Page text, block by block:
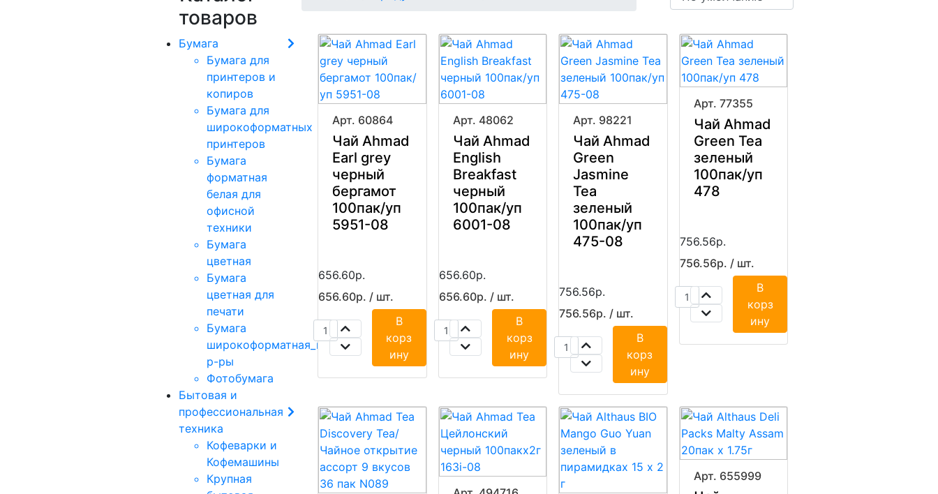
товаров
Бумага
Бумага для
принтеров и
копиров
Бумага для
широкоформатных
принтеров
Бумага
форматная
белая для
офисной
техники
Бумага
цветная
Бумага
цветная для
печати
Бумага
широкоформатная_нестандарт.
р-ры
Фотобумага
Бытовая и
профессиональная
техника
Кофеварки и
Кофемашины
Крупная
Арт. 60864
Чай Ahmad
Earl grey
черный
бергамот
100пак/уп
5951-08
656.60р.
656.60р. / шт.
В
корз
ину
Арт. 48062
Чай Ahmad
English
Breakfast
черный
100пак/уп
6001-08
656.60р.
656.60р. / шт.
В
корз
ину
Арт. 98221
Чай Ahmad
Green
Jasmine
Tea
зеленый
100пак/уп
475-08
756.56р.
756.56р. / шт.
В
корз
ину
Арт. 77355
Чай Ahmad
Green Tea
зеленый
100пак/уп
478
756.56р.
756.56р. / шт.
В
корз
ину
Арт. 655999